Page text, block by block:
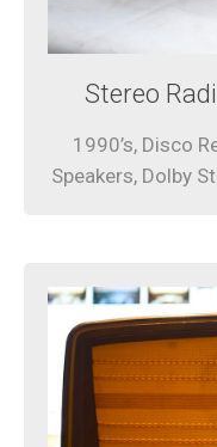
Stereo
1990’s, Disco
Speakers, Dolby